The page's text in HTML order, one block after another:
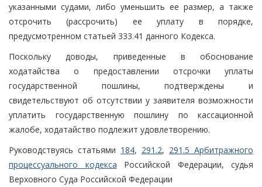
указанными судами, либо уменьшить ее размер, а также
отсрочить (рассрочить) ее уплату в порядке,
предусмотренном статьей 333.41 данного Кодекса.
Поскольку доводы, приведенные в обоснование
ходатайства о предоставлении отсрочки уплаты
государственной пошлины, подтверждены и
свидетельствуют об отсутствии у заявителя возможности
уплатить государственную пошлину по кассационной
жалобе, ходатайство подлежит удовлетворению.
Руководствуясь статьями 184, 291.2, 291.5 Арбитражного
процессуального кодекса Российской Федерации, судья
Верховного Суда Российской Федерации